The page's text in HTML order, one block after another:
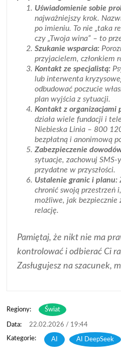
Uświadomienie sobie
najważniejszy krok.
po imieniu. To nie „taka
czy „Twoja wina” – to
Szukanie wsparcia:
przyjacielem, członkiem
Kontakt ze specjalistą:
lub interwenta
odbudować poczucie
plan wyjścia z sytuacji.
Kontakt z organizacjami
działa wiele fundacji i
Niebieska Linia – 800
bezpłatną i anonimową
Zabezpieczenie
sytuacje, zachowuj
przydatne w przyszłości.
Ustalenie granic i planu:
chronić swoją przestrzeń
możliwe, jak bezpiecznie
relację.
Pamiętaj, że nikt nie ma
kontrolować i odbierać Ci
Zasługujesz na szacunek,
Regiony: Świat
22.02.2026 / 19:44
AI , AI DeepSeek